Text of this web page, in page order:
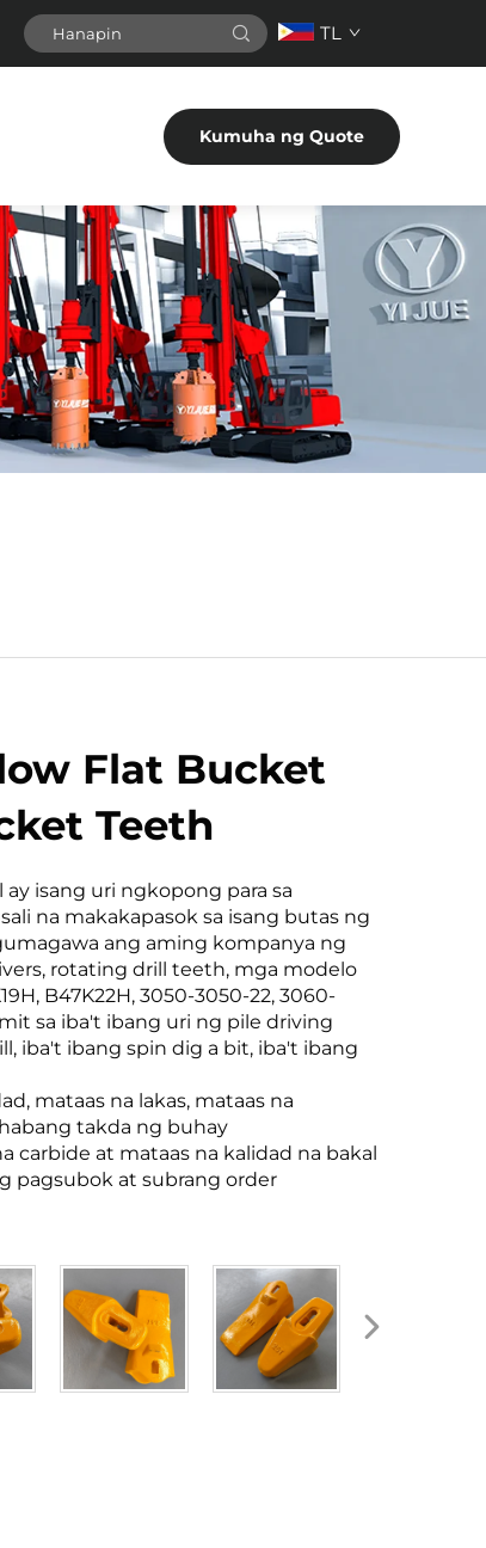
TL
Kumuha ng Quote
Flat Bucket
Teeth
isang uri ngkopong para sa
na makakapasok sa isang butas ng
ang aming kompanya ng
rotating drill teeth, mga modelo
B47K22H, 3050-3050-22, 3060-
sa iba't ibang uri ng pile driving
iba't ibang spin dig a bit, iba't ibang
mataas na lakas, mataas na
takda ng buhay
carbide at mataas na kalidad na bakal
pagsubok at subrang order